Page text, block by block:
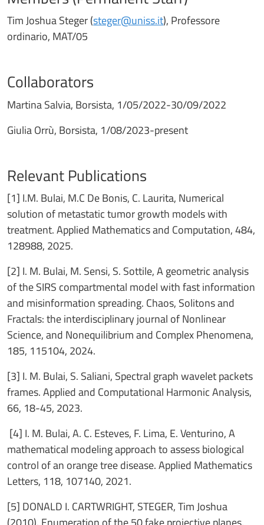
Tim Joshua Steger (steger@uniss.it), Professore
ordinario, MAT/05
Collaborators
Martina Salvia, Borsista, 1/05/2022-30/09/2022
Giulia Orrù, Borsista, 1/08/2023-present
Relevant Publications
[1] I.M. Bulai, M.C De Bonis, C. Laurita, Numerical
solution of metastatic tumor growth models with
treatment. Applied Mathematics and Computation, 484,
128988, 2025.
[2] I. M. Bulai, M. Sensi, S. Sottile, A geometric analysis
of the SIRS compartmental model with fast information
and misinformation spreading. Chaos, Solitons and
Fractals: the interdisciplinary journal of Nonlinear
Science, and Nonequilibrium and Complex Phenomena,
185, 115104, 2024.
[3] I. M. Bulai, S. Saliani, Spectral graph wavelet packets
frames. Applied and Computational Harmonic Analysis,
66, 18-45, 2023.
[4] I. M. Bulai, A. C. Esteves, F. Lima, E. Venturino, A
mathematical modeling approach to assess biological
control of an orange tree disease. Applied Mathematics
Letters, 118, 107140, 2021.
[5] DONALD I. CARTWRIGHT, STEGER, Tim Joshua